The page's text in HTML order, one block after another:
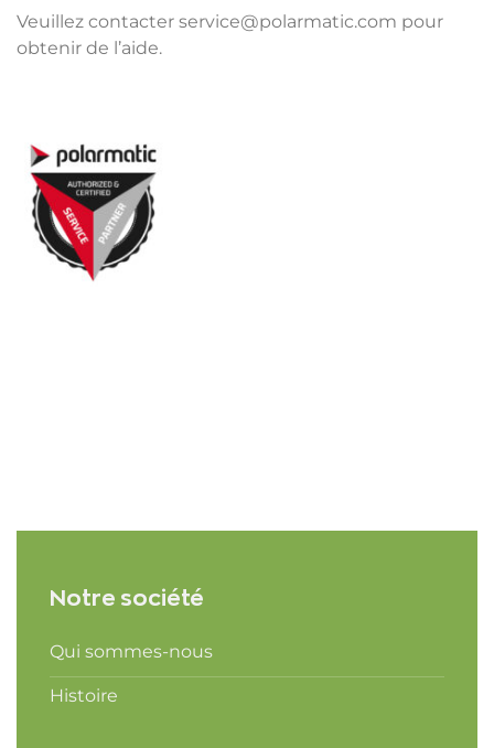
Veuillez contacter service@polarmatic.com pour
obtenir de l’aide.
Notre société
Qui sommes-nous
Histoire